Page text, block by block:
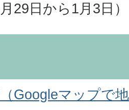
29日から1月3日）
Googleマップで